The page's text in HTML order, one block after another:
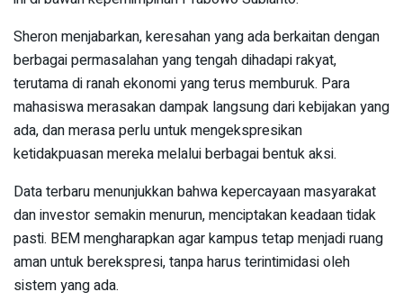
Sheron menjabarkan, keresahan yang ada berkaitan dengan
berbagai permasalahan yang tengah dihadapi rakyat,
terutama di ranah ekonomi yang terus memburuk. Para
mahasiswa merasakan dampak langsung dari kebijakan yang
ada, dan merasa perlu untuk mengekspresikan
ketidakpuasan mereka melalui berbagai bentuk aksi.
Data terbaru menunjukkan bahwa kepercayaan masyarakat
dan investor semakin menurun, menciptakan keadaan tidak
pasti. BEM mengharapkan agar kampus tetap menjadi ruang
aman untuk berekspresi, tanpa harus terintimidasi oleh
sistem yang ada.